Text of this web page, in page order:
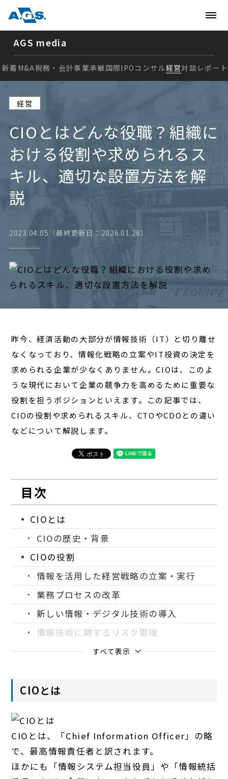
AGS media
新着
M&A
税務・会計
事業承継
国際
経営
レポート
新着 M&A税務・会計事業承継国際IPO コンサル経営対談 レポート
経営
CIOとはどんな役職？組織に
おける役割や求められるス
キル、適切な設置方法を解
説
2023.04.05（最終更新日：2026.01.26）
昨今、経済活動の大部分が情報技術（IT）と切り離せ
なくなっており、情報化戦略の立案やIT投資の決定を
求められる企業が少なくありません。CIOは、このよ
うな現代において企業の競争力を高めるために重要な
役割を担うポジションといえます。この記事では、
CIOの役割や求められるスキル、CTOやCDOとの違い
などについて解説します。
目次
CIOとは
CIOの歴史・背景
CIOの役割
情報を活用した経営戦略の立案・実行
業務プロセスの改革
新しい情報・デジタル技術の導入
情報技術に関するリスク管理
すべて表示
CIOとは
CIOとは、「Chief Information Officer」の略
で、最高情報責任者と訳されます。
ほかにも「情報システム担当役員」や「情報統括